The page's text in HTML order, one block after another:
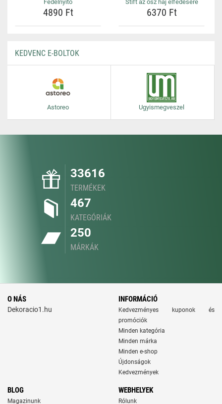
Fedélnyitó
4890 Ft
Stift az ősz haj elfedésére
6370 Ft
KEDVENC E-BOLTOK
Astoreo Ugyismegveszel
33616
TERMÉKEK
467
KATEGÓRIÁK
250
MÁRKÁK
O NÁS
Dekoracio1.hu
INFORMÁCIÓ
Kedvezményes kuponok és
promóciók
Minden kategória
Minden márka
Minden e-shop
Újdonságok
Kedvezmények
BLOG
Magazinunk
WEBHELYEK
Rólunk